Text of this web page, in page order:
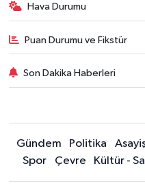
Hava Durumu
Puan Durumu ve Fikstür
Son Dakika Haberleri
Gündem Politika
Spor
Çevre Kültür -